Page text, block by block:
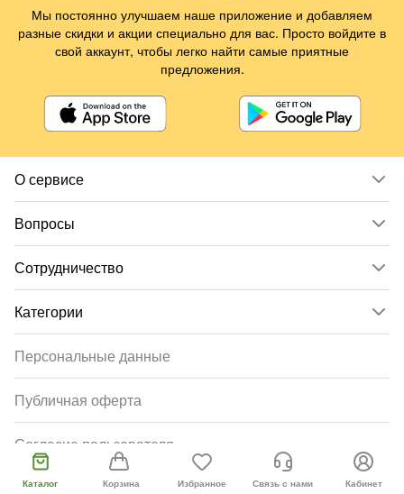
О сервисе
Вопросы
Сотрудничество
Категории
Русскоязычный сайт +2
Персональные данные
Публичная оферта
Согласие пользователя
Мы постоянно улучшаем наше приложение и добавляем
разные скидки и акции специально для вас. Просто войдите в
свой аккаунт, чтобы легко найти самые приятные
предложения.
Каталог Корзина Избранное Связь с нами Кабинет